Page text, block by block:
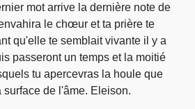
mot arrive la dernière note de
le chœur et ta prière te
qu'elle te semblait vivante il y a
passeront un temps et la moitié
tu apercevras la houle que
de l'âme. Eleison.